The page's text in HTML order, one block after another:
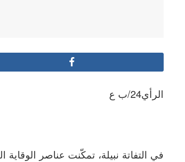
الرأي24/ب ع